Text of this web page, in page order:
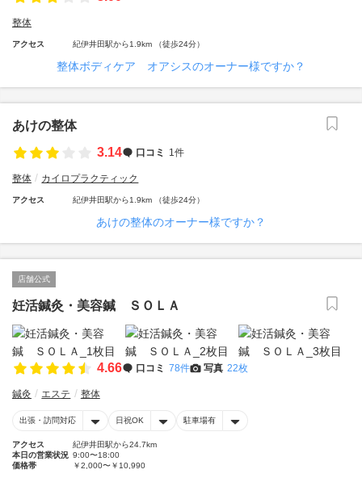
整体
アクセス 紀伊井田駅から1.9km （徒歩24分）
整体ボディケア オアシスのオーナー様ですか？
あけの整体
3.14
口コミ 1件
整体 カイロプラクティック
アクセス 紀伊井田駅から1.9km （徒歩24分）
あけの整体のオーナー様ですか？
店舗公式
妊活鍼灸・美容鍼 ＳＯＬＡ
4.66 口コミ 78件 写真 22枚
鍼灸 エステ 整体
出張・訪問対応 日祝OK 駐車場有
アクセス
紀伊井田駅から24.7km
本日の営業状況 9:00〜18:00
価格帯
￥2,000〜￥10,990